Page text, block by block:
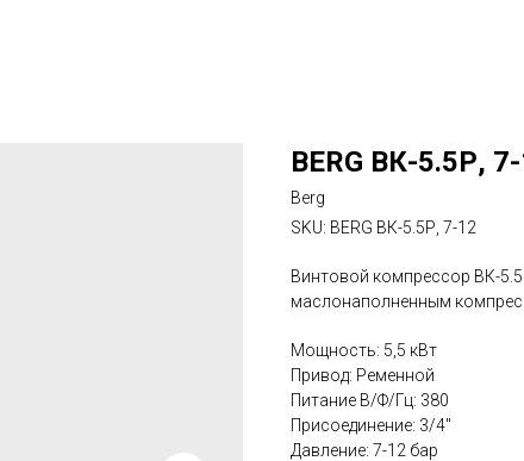
BERG ВК-5.5Р,
Berg
SKU: BERG ВК-5.5Р, 7-12
Винтовой компрессор ВК-
маслонаполненным
Мощность: 5,5 кВт
Привод: Ременной
Питание В/Ф/Гц: 380
Присоединение: 3/4"
Давление: 7-12 бар